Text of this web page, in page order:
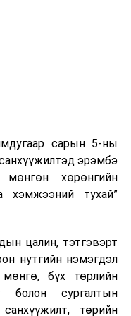
гадаадын
байна. Тухайлбал,
орлогын 80 гаруй
бөгөөд тус улсын
орж болзошгүйг
сарын 5-ны
эрэмбэ
хөрөнгийн
хэмжээний тухай”
цалин, тэтгэвэрт
нутгийн нэмэгдэл
бүх төрлийн
болон сургалтын
төрийн